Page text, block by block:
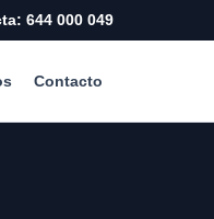
644 000 049
Contacto